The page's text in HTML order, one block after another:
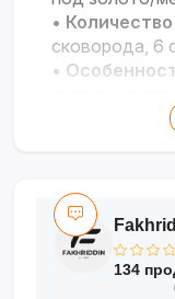
• Количество
сковорода, 6
•
Стиль и
134